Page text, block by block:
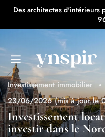
Des architectes d'intérieurs
Investissement immobilier
23/06/2026 (mis à jour le
Investissement
investir dans le